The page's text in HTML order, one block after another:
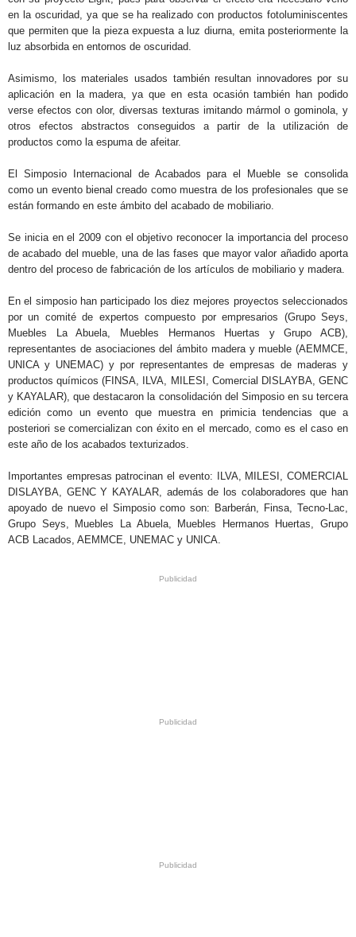
en la oscuridad, ya que se ha realizado con productos fotoluminiscentes
que permiten que la pieza expuesta a luz diurna, emita posteriormente la
luz absorbida en entornos de oscuridad.
Asimismo, los materiales usados también resultan innovadores por su
aplicación en la madera, ya que en esta ocasión también han podido
verse efectos con olor, diversas texturas imitando mármol o gominola, y
otros efectos abstractos conseguidos a partir de la utilización de
productos como la espuma de afeitar.
El Simposio Internacional de Acabados para el Mueble se consolida
como un evento bienal creado como muestra de los profesionales que se
están formando en este ámbito del acabado de mobiliario.
Se inicia en el 2009 con el objetivo reconocer la importancia del proceso
de acabado del mueble, una de las fases que mayor valor añadido aporta
dentro del proceso de fabricación de los artículos de mobiliario y madera.
En el simposio han participado los diez mejores proyectos seleccionados
por un comité de expertos compuesto por empresarios (Grupo Seys,
Muebles La Abuela, Muebles Hermanos Huertas y Grupo ACB),
representantes de asociaciones del ámbito madera y mueble (AEMMCE,
UNICA y UNEMAC) y por representantes de empresas de maderas y
productos químicos (FINSA, ILVA, MILESI, Comercial DISLAYBA, GENC
y KAYALAR), que destacaron la consolidación del Simposio en su tercera
edición como un evento que muestra en primicia tendencias que a
posteriori se comercializan con éxito en el mercado, como es el caso en
este año de los acabados texturizados.
Importantes empresas patrocinan el evento: ILVA, MILESI, COMERCIAL
DISLAYBA, GENC Y KAYALAR, además de los colaboradores que han
apoyado de nuevo el Simposio como son: Barberán, Finsa, Tecno-Lac,
Grupo Seys, Muebles La Abuela, Muebles Hermanos Huertas, Grupo
ACB Lacados, AEMMCE, UNEMAC y UNICA.